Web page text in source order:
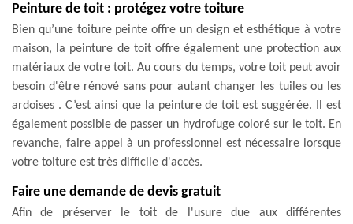
Peinture de toit : protégez votre toiture
Bien qu’une toiture peinte offre un design et esthétique à votre
maison, la peinture de toit offre également une protection aux
matériaux de votre toit. Au cours du temps, votre toit peut avoir
besoin d'être rénové sans pour autant changer les tuiles ou les
ardoises . C’est ainsi que la peinture de toit est suggérée. Il est
également possible de passer un hydrofuge coloré sur le toit. En
revanche, faire appel à un professionnel est nécessaire lorsque
votre toiture est très difficile d'accès.
Faire une demande de devis gratuit
Afin de préserver le toit de l'usure due aux différentes